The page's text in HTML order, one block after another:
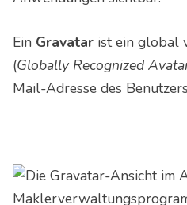
Ein Gravatar ist ein global
(Globally Recognized
Mail-Adresse des